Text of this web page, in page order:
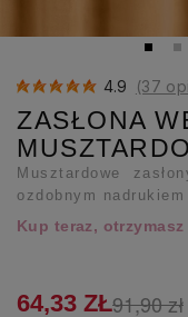
4.9 (37
ZASŁONA
Musztardowe
ozdobnym
Kup teraz,
64,33 ZŁ91,90 zł